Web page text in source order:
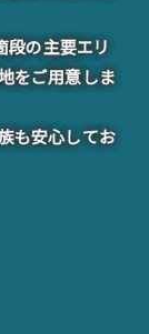
段の主要エリ
をご用意しま
も安心してお